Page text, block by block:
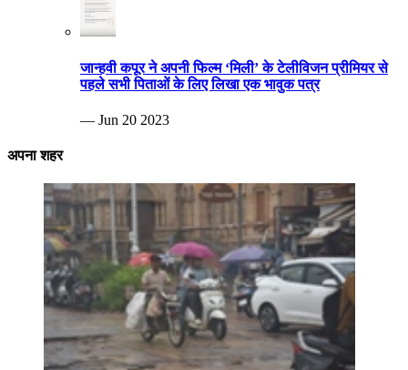
जान्हवी कपूर ने अपनी फिल्म ‘मिली’ के टेलीविजन प्रीमियर से
पहले सभी पिताओं के लिए लिखा एक भावुक पत्र
— Jun 20 2023
अपना शहर